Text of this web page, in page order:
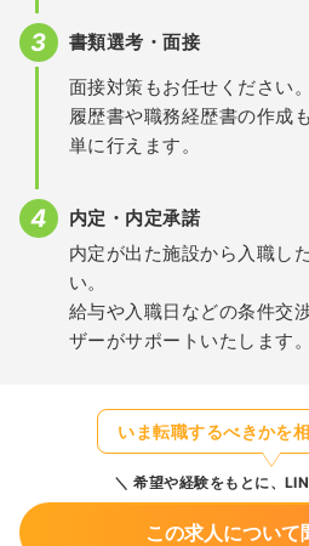
書類選考・面接
面接対策もお任せください。
履歴書や職務経歴書の作成
単に行えます。
内定・内定承諾
内定が出た施設から入職し
い。
給与や入職日などの条件交
ザーがサポートいたします。
いま転職するべきかを
希望や経験をもとに、
この求人について